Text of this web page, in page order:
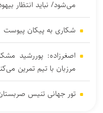
می‌شود/ نباید انتظار
شکاری به پیکان پیوست
اصغرزاده: پوررشید
مرزبان با تیم تمرین
تور جهانی تنیس